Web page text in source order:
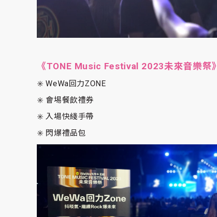
《TONE Music Festival 2023未來音樂祭
✳️ WeWa回力ZONE
✳️ 會埸餐飲禮券
✳️ 入場快綫手帶
✳️ 閃爆禮品包